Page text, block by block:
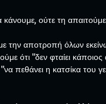
ούτε τη
την αποτροπή όλων
ότι "δεν φταίει κάποιος
πεθάνει η κατσίκα του